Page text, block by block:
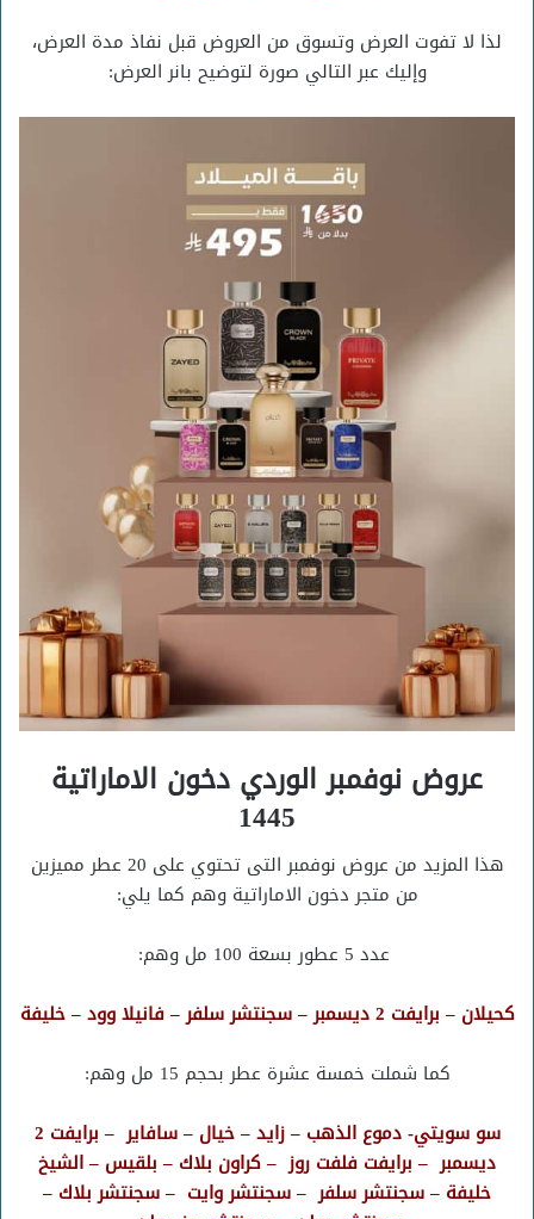
لذا لا تفوت العرض وتسوق من العروض قبل نفاذ مدة العرض،
وإليك عبر التالي صورة لتوضيح بانر العرض:
عروض نوفمبر الوردي دخون الاماراتية
1445
هذا المزيد من عروض نوفمبر التى تحتوي على 20 عطر مميزين
من متجر دخون الاماراتية وهم كما يلي:
عدد 5 عطور بسعة 100 مل وهم:
كحيلان – برايفت 2 ديسمبر – سجنتشر سلفر – فانيلا وود – خليفة
كما شملت خمسة عشرة عطر بحجم 15 مل وهم:
سو سويتي- دموع الذهب – زايد – خيال – سافاير – برايفت 2
ديسمبر – برايفت فلفت روز – كراون بلاك – بلقيس – الشيخ
خليفة – سجنتشر سلفر – سجنتشر وايت – سجنتشر بلاك –